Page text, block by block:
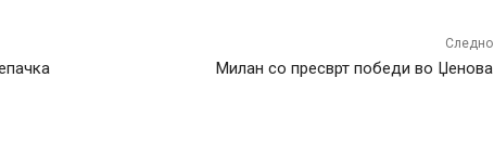
Следно
Милан со пресврт победи во Џенова